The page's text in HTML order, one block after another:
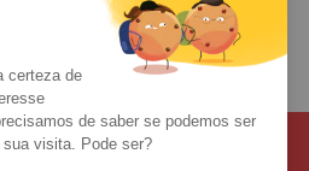
Contacto
certeza de
de saber se podemos ser
visita. Pode ser?